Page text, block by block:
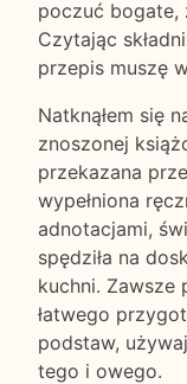
poczuć bogate,
Czytając
przepis muszę
Natknąłem się
znoszonej
przekazana
wypełniona
adnotacjami,
spędziła na
kuchni. Zawsze
łatwego
podstaw,
tego i owego.